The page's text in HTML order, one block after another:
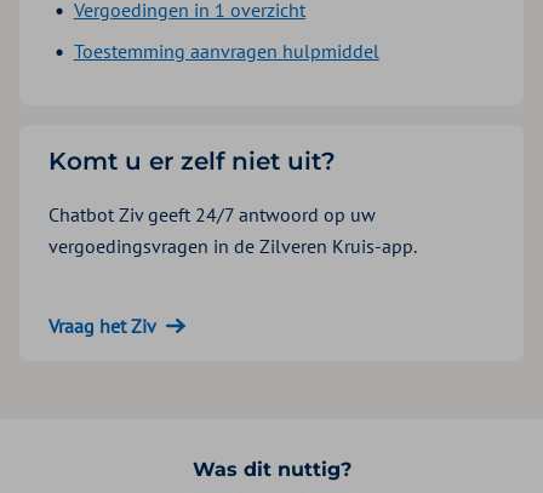
Vergoedingen in 1 overzicht
Toestemming aanvragen hulpmiddel
Komt u er zelf niet uit?
Chatbot Ziv geeft 24/7 antwoord op uw
vergoedingsvragen in de Zilveren Kruis-app.
Vraag het Ziv
Was dit nuttig?